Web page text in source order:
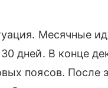
Месячные
дней. В конце
поясов. После